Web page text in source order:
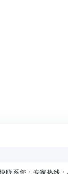
联系您；专家热线